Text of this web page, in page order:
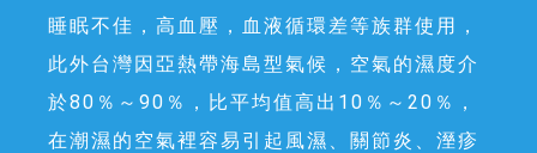
睡眠不佳，高血壓，血液循環差等族群使用，
此外台灣因亞熱帶海島型氣候，空氣的濕度介
於80％～90％，比平均值高出10％～20％，
在潮濕的空氣裡容易引起風濕、關節炎、溼疹